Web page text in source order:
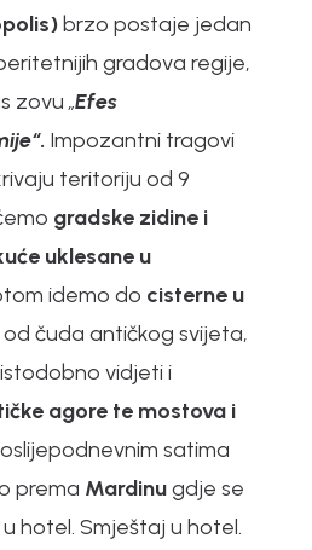
brzo postaje jedan
gradova regije,
zovu „Efes
. Impozantni tragovi
teritoriju od 9
gradske zidine i
uklesane u
idemo do cisterne u
čuda antičkog svijeta,
vidjeti i
agore te mostova i
satima
prema Mardinugdje se
hotel. Smještaj u hotel.